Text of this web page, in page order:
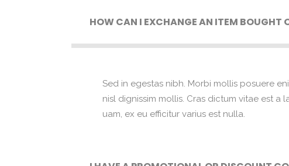
HOW CAN I EXCHANGE AN ITEM BOUGHT
Sed in egestas nibh. Morbi mollis posuere
nisl dignissim mollis. Cras dictum vitae est a
uam, ex eu efficitur varius est nulla.